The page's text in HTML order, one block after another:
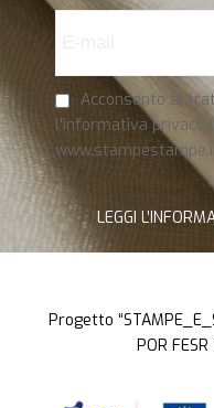
Acconsento al
l'informativa privacy
LEGGI
Progetto
POR